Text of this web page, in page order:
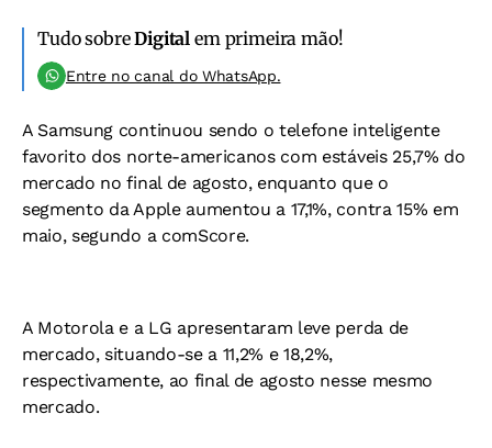
Tudo sobreDigital em primeira mão!
Entre no canal do WhatsApp.
A Samsung continuou sendo o telefone inteligente
favorito dos norte-americanos com estáveis 25,7% do
mercado no final de agosto, enquanto que o
segmento da Apple aumentou a 17,1%, contra 15% em
maio, segundo a comScore.
A Motorola e a LG apresentaram leve perda de
mercado, situando-se a 11,2% e 18,2%,
respectivamente, ao final de agosto nesse mesmo
mercado.